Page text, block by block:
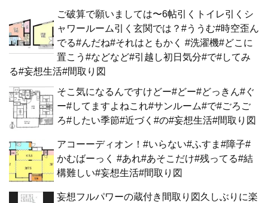
ご破算で願いましては〜6帖引くトイレ引くシ
ャワールーム引く玄関では？#ううむ#時空歪ん
でる#んだね#それはともかく #洗濯機#どこに
置こう#などなど#引越し初日気分#で#してみ
る#妄想生活#間取り図
そこ気になるんですけどー#どー#どっきん#ぐ
ー#してますよねこれ#サンルーム#で#ごろご
ろ#したい季節#近づく#の#妄想生活#間取り図
アコーーディオン！#いらない#ふすま#障子#
かむばーっく #あれ#あそこだけ#残ってる#結
構難しい#妄想生活#間取り図
妄想フルパワーの蔵付き間取り図久しぶりに楽